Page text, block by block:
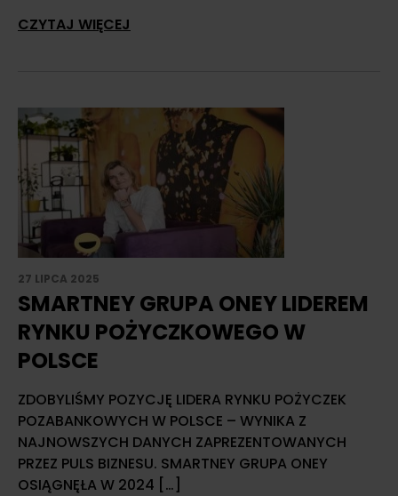
CZYTAJ WIĘCEJ
27 LIPCA 2025
SMARTNEY GRUPA ONEY LIDEREM
RYNKU POŻYCZKOWEGO W
POLSCE
ZDOBYLIŚMY POZYCJĘ LIDERA RYNKU POŻYCZEK
POZABANKOWYCH W POLSCE – WYNIKA Z
NAJNOWSZYCH DANYCH ZAPREZENTOWANYCH
PRZEZ PULS BIZNESU. SMARTNEY GRUPA ONEY
OSIĄGNĘŁA W 2024 […]